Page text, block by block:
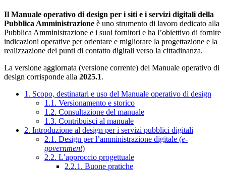
Il Manuale operativo di design per i siti e i servizi digitali della
Pubblica Amministrazione è uno strumento di lavoro dedicato alla
Pubblica Amministrazione e i suoi fornitori e ha l’obiettivo di fornire
indicazioni operative per orientare e migliorare la progettazione e la
realizzazione dei punti di contatto digitali verso la cittadinanza.
La versione aggiornata (versione corrente) del Manuale operativo di
design corrisponde alla 2025.1.
1. Scopo, destinatari e uso del Manuale operativo di design
1.1. Versionamento e storico
1.2. Consultazione del manuale
1.3. Contribuisci al manuale
2. Introduzione al design per i servizi pubblici digitali
2.1. Design per l’amministrazione digitale (e-
government)
2.2. L’approccio progettuale
2.2.1. Buone pratiche